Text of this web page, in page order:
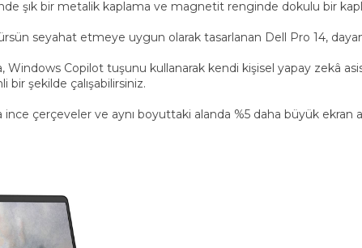
şık bir metalik kaplama ve magnetit renginde dokulu bir
seyahat etmeye uygun olarak tasarlanan Dell Pro 14,
Windows Copilot tuşunu kullanarak kendi kişisel yapay zekâ
şekilde çalışabilirsiniz.
çerçeveler ve aynı boyuttaki alanda %5 daha büyük ekran